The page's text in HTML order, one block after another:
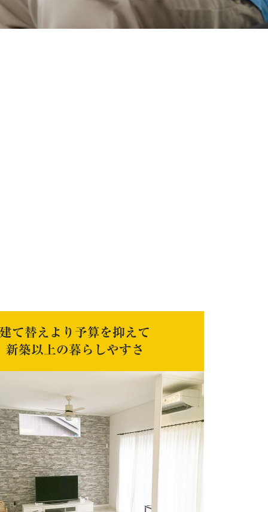
建て替えより予算を抑えて
新築以上の暮らしやすさ